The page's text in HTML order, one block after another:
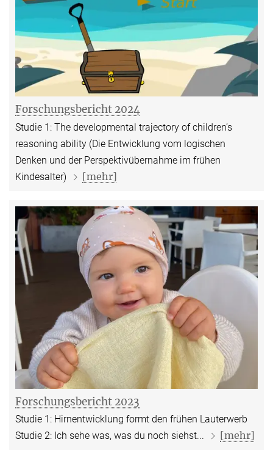
Forschungsbericht 2024
Studie 1: The developmental trajectory of children’s
reasoning ability (Die Entwicklung vom logischen
Denken und der Perspektivübernahme im frühen
Kindesalter)
[mehr]
Forschungsbericht 2023
Studie 1: Hirnentwicklung formt den frühen Lauterwerb
Studie 2: Ich sehe was, was du noch siehst...
[mehr]